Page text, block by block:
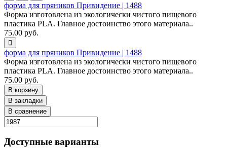
форма для пряников Привидение | 1488
Форма изготовлена из экологически чистого пищевого
пластика PLA. Главное достоинство этого материала..
75.00 руб.
форма для пряников Привидение | 1488
Форма изготовлена из экологически чистого пищевого
пластика PLA. Главное достоинство этого материала..
75.00 руб.
В корзину
В закладки
В сравнение
Доступные варианты